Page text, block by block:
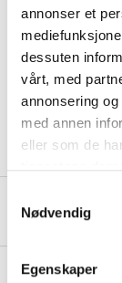
annonser et
dessuten
vårt, med
annonsering
med annen
eller som de
Nødvendig
Egenskaper
Length
Operating
Weight
About the